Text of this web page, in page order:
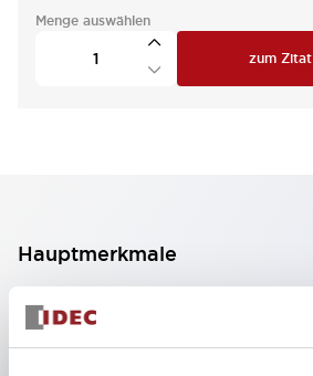
Menge auswählen
zum
Hauptmerkmale
Der Bedienbereich und der
durch eine Trennstruktur